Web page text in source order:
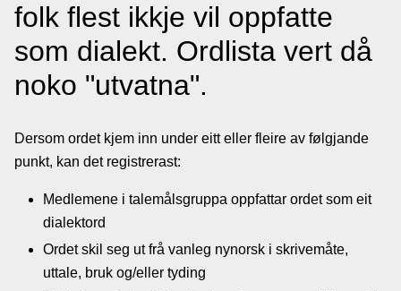
folk flest ikkje vil oppfatte
som dialekt. Ordlista vert då
noko "utvatna".
Dersom ordet kjem inn under eitt eller fleire av følgjande
punkt, kan det registrerast:
Medlemene i talemålsgruppa oppfattar ordet som eit
dialektord
Ordet skil seg ut frå vanleg nynorsk i skrivemåte,
uttale, bruk og/eller tyding
Kontakt
oss